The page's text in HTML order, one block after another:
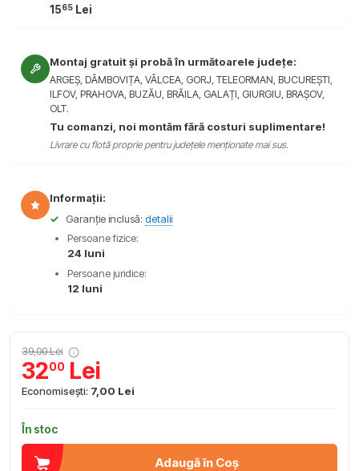
1565 Lei
Montaj gratuit și probă în următoarele județe:
ARGEȘ, DÂMBOVIȚA, VÂLCEA, GORJ, TELEORMAN, BUCUREȘTI,
ILFOV, PRAHOVA, BUZĂU, BRĂILA, GALAȚI, GIURGIU, BRAȘOV,
OLT.
Tu comanzi, noi montăm fără costuri suplimentare!
Livrare cu flotă proprie pentru județele menționate mai sus.
Informații:
✓
Garanție inclusă: detalii
Persoane fizice:
24 luni
Persoane juridice:
12 luni
39,00 Lei
3200 Lei
Economisești: 7,00 Lei
În stoc
Adaugă în Coș